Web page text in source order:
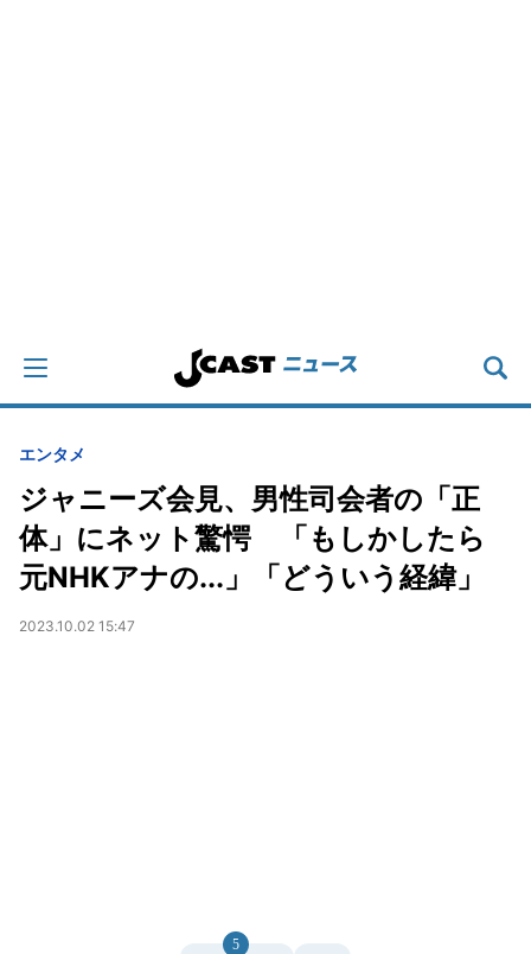
エンタメ
ジャニーズ会見、男性司会者の「正
体」にネット驚愕 「もしかしたら
元NHKアナの...」「どういう経緯」
2023.10.02 15:47
5